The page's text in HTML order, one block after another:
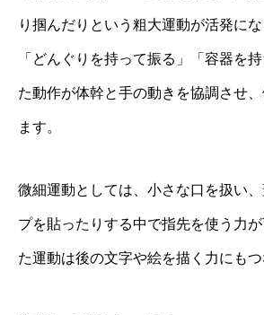
り掴んだりという粗大運動が活発にな
「どんぐりを持って振る」「容器を
た動作が体幹と手の動きを協調させ
ます。
微細運動としては、小さな口を扱い
プを貼ったりする中で指先を使う力
た運動は後の文字や絵を描く力にもつ